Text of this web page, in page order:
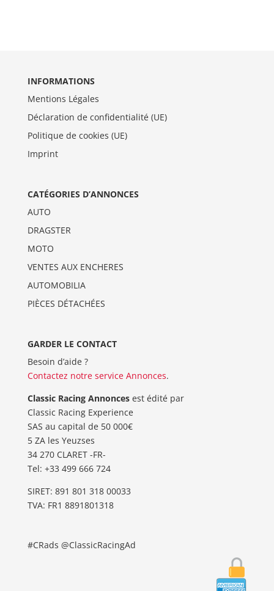
INFORMATIONS
Mentions Légales
Déclaration de confidentialité (UE)
Politique de cookies (UE)
Imprint
CATÉGORIES D’ANNONCES
AUTO
DRAGSTER
MOTO
VENTES AUX ENCHERES
AUTOMOBILIA
PIÈCES DÉTACHÉES
GARDER LE CONTACT
Besoin d’aide ?
Contactez notre service Annonces.
Classic Racing Annoncesest édité par
Classic Racing Experience
SAS au capital de 50 000€
5 ZA les Yeuzses
34 270 CLARET -FR-
Tel: ‭+33 499 666 724‬
SIRET: 891 801 318 00033
TVA: FR1 8891801318
#CRads @ClassicRacingAd